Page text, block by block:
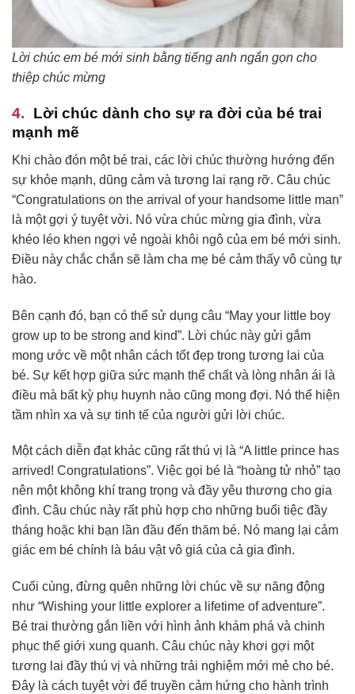
Lời chúc em bé mới sinh bằng tiếng anh ngắn gọn cho
thiệp chúc mừng
Lời chúc dành cho sự ra đời của bé trai
mạnh mẽ
Khi chào đón một bé trai, các lời chúc thường hướng đến
sự khỏe mạnh, dũng cảm và tương lai rạng rỡ. Câu chúc
“Congratulations on the arrival of your handsome little man”
là một gợi ý tuyệt vời. Nó vừa chúc mừng gia đình, vừa
khéo léo khen ngợi vẻ ngoài khôi ngô của em bé mới sinh.
Điều này chắc chắn sẽ làm cha mẹ bé cảm thấy vô cùng tự
hào.
Bên cạnh đó, bạn có thể sử dụng câu “May your little boy
grow up to be strong and kind”. Lời chúc này gửi gắm
mong ước về một nhân cách tốt đẹp trong tương lai của
bé. Sự kết hợp giữa sức mạnh thể chất và lòng nhân ái là
điều mà bất kỳ phụ huynh nào cũng mong đợi. Nó thể hiện
tầm nhìn xa và sự tinh tế của người gửi lời chúc.
Một cách diễn đạt khác cũng rất thú vị là “A little prince has
arrived! Congratulations”. Việc gọi bé là “hoàng tử nhỏ” tạo
nên một không khí trang trọng và đầy yêu thương cho gia
đình. Câu chúc này rất phù hợp cho những buổi tiệc đầy
tháng hoặc khi bạn lần đầu đến thăm bé. Nó mang lại cảm
giác em bé chính là báu vật vô giá của cả gia đình.
Cuối cùng, đừng quên những lời chúc về sự năng động
như “Wishing your little explorer a lifetime of adventure”.
Bé trai thường gắn liền với hình ảnh khám phá và chinh
phục thế giới xung quanh. Câu chúc này khơi gợi một
tương lai đầy thú vị và những trải nghiệm mới mẻ cho bé.
Đây là cách tuyệt vời để truyền cảm hứng cho hành trình